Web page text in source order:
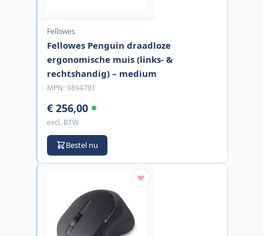
Fellowes
Fellowes Penguin draadloze
ergonomische muis (links- &
rechtshandig) – medium
MPN: 9894701
€ 256,00
excl. BTW
Bestel nu